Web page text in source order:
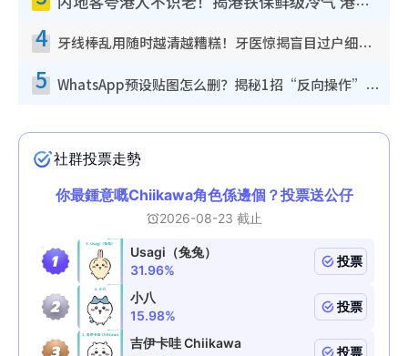
4 牙线棒乱用随时越清越糟糕！牙医惊揭盲目过户细菌恐致龋齿：这种才是日常真保养
5 WhatsApp预设贴图怎么删？揭秘1招“反向操作”还原简洁界面 附3步实测教程